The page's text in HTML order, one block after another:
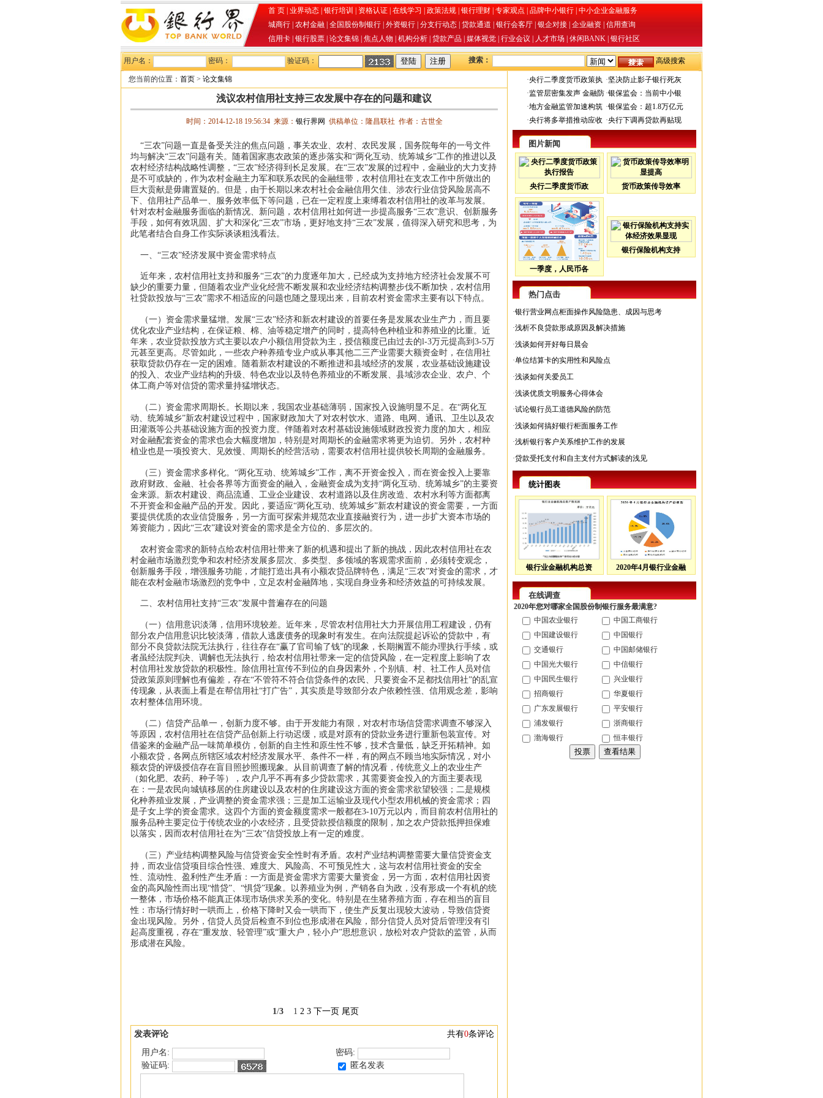
首 页 业界动态 银行培训 资格认证 在线学习 政策法规 银行理财 专家观点 品牌中小银行 中小企业金融服务
城商行 农村金融 全国股份制银行 外资银行 分支行动态 贷款通道 银行会客厅 银企对接 企业融资 信用查询
信用卡 银行股票 论文集锦 焦点人物 机构分析 贷款产品 媒体视觉 行业会议 人才市场 休闲BANK 银行社区
用户名： 密码： 验证码： 搜索： 高级搜索
您当前的位置： 首页 > 论文集锦
浅议农村信用社支持三农发展中存在的问题和建议
时间：2014-12-18 19:56:34 来源： 银行界网 供稿单位：隆昌联社 作者：古世全
“三农”问题一直是备受关注的焦点问题，事关农业、农村、农民发展，国务院每年的一号文件
均与解决“三农”问题有关。随着国家惠农政策的逐步落实和“两化互动、统筹城乡”工作的推进以及
农村经济结构战略性调整，“三农”经济得到长足发展。在“三农”发展的过程中，金融业的大力支持
是不可或缺的，作为农村金融主力军和联系农民的金融纽带，农村信用社在支农工作中所做出的
巨大贡献是毋庸置疑的。但是，由于长期以来农村社会金融信用欠佳、涉农行业信贷风险居高不
下、信用社产品单一、服务效率低下等问题，已在一定程度上束缚着农村信用社的改革与发展。
针对农村金融服务面临的新情况、新问题，农村信用社如何进一步提高服务“三农”意识、创新服务
手段，如何有效巩固、扩大和深化“三农”市场，更好地支持“三农”发展，值得深入研究和思考，为
此笔者结合自身工作实际谈谈粗浅看法。
一、“三农”经济发展中资金需求特点
近年来，农村信用社支持和服务“三农”的力度逐年加大，已经成为支持地方经济社会发展不可
缺少的重要力量，但随着农业产业化经营不断发展和农业经济结构调整步伐不断加快，农村信用
社贷款投放与“三农”需求不相适应的问题也随之显现出来，目前农村资金需求主要有以下特点。
（一）资金需求量猛增。发展“三农”经济和新农村建设的首要任务是发展农业生产力，而且要
优化农业产业结构，在保证粮、棉、油等稳定增产的同时，提高特色种植业和养殖业的比重。近
年来，农业贷款投放方式主要以农户小额信用贷款为主，授信额度已由过去的l-3万元提高到3-5万
元甚至更高。尽管如此，一些农户种养殖专业户或从事其他二三产业需要大额资金时，在信用社
获取贷款仍存在一定的困难。随着新农村建设的不断推进和县域经济的发展，农业基础设施建设
的投入、农业产业结构的升级、特色农业以及特色养殖业的不断发展、县域涉农企业、农户、个
体工商户等对信贷的需求量持猛增状态。
（二）资金需求周期长。长期以来，我国农业基础薄弱，国家投入设施明显不足。在“两化互
动、统筹城乡”新农村建设过程中，国家财政加大了对农村饮水、道路、电网、通讯、卫生以及农
田灌溉等公共基础设施方面的投资力度。伴随着对农村基础设施领域财政投资力度的加大，相应
对金融配套资金的需求也会大幅度增加，特别是对周期长的金融需求将更为迫切。另外，农村种
植业也是一项投资大、见效慢、周期长的经营活动，需要农村信用社提供较长周期的金融服务。
（三）资金需求多样化。“两化互动、统筹城乡”工作，离不开资金投入，而在资金投入上要靠
政府财政、金融、社会各界等方面资金的融入，金融资金成为支持“两化互动、统筹城乡”的主要资
金来源。新农村建设、商品流通、工业企业建设、农村道路以及住房改造、农村水利等方面都离
不开资金和金融产品的开发。因此，要适应“两化互动、统筹城乡”新农村建设的资金需要，一方面
要提供优质的农业信贷服务，另一方面可探索并规范农业直接融资行为，进一步扩大资本市场的
筹资能力，因此“三农”建设对资金的需求是全方位的、多层次的。
农村资金需求的新特点给农村信用社带来了新的机遇和提出了新的挑战，因此农村信用社在农
村金融市场激烈竞争和农村经济发展多层次、多类型、多领域的客观需求面前，必须转变观念，
创新服务手段，增强服务功能，才能打造出具有小额农贷品牌特色，满足“三农”对资金的需求，才
能在农村金融市场激烈的竞争中，立足农村金融阵地，实现自身业务和经济效益的可持续发展。
二、农村信用社支持“三农”发展中普遍存在的问题
（一）信用意识淡薄，信用环境较差。近年来，尽管农村信用社大力开展信用工程建设，仍有
部分农户信用意识比较淡薄，借款人逃废债务的现象时有发生。在向法院提起诉讼的贷款中，有
部分不良贷款法院无法执行，往往存在“赢了官司输了钱”的现象，长期搁置不能办理执行手续，或
者虽经法院判决、调解也无法执行，给农村信用社带来一定的信贷风险，在一定程度上影响了农
村信用社发放贷款的积极性。除信用社宣传不到位的自身因素外，个别镇、村、社工作人员对信
贷政策原则理解也有偏差，存在“不管符不符合信贷条件的农民、只要资金不足都找信用社”的乱宣
传现象，从表面上看是在帮信用社“打广告”，其实质是导致部分农户依赖性强、信用观念差，影响
农村整体信用环境。
（二）信贷产品单一，创新力度不够。由于开发能力有限，对农村市场信贷需求调查不够深入
等原因，农村信用社在信贷产品创新上行动迟缓，或是对原有的贷款业务进行重新包装宣传。对
借鉴来的金融产品一味简单模仿，创新的自主性和原生性不够，技术含量低，缺乏开拓精神。如
小额农贷，各网点所辖区域农村经济发展水平、条件不一样，有的网点不顾当地实际情况，对小
额农贷的评级授信存在盲目照抄照搬现象。从目前调查了解的情况看，传统意义上的农业生产
（如化肥、农药、种子等），农户几乎不再有多少贷款需求，其需要资金投入的方面主要表现
在：一是农民向城镇移居的住房建设以及农村的住房建设这方面的资金需求欲望较强；二是规模
化种养殖业发展，产业调整的资金需求强；三是加工运输业及现代小型农用机械的资金需求；四
是子女上学的资金需求。这四个方面的资金额度需求一般都在3-10万元以内，而目前农村信用社的
服务品种主要定位于传统农业的小农经济，且受贷款授信额度的限制，加之农户贷款抵押担保难
以落实，因而农村信用社在为“三农”信贷投放上有一定的难度。
（三）产业结构调整风险与信贷资金安全性时有矛盾。农村产业结构调整需要大量信贷资金支
持，而农业信贷项目综合性强、难度大、风险高、不可预见性大，这与农村信用社资金的安全
性、流动性、盈利性产生矛盾：一方面是资金需求方需要大量资金，另一方面，农村信用社因资
金的高风险性而出现“惜贷”、“惧贷”现象。以养殖业为例，产销各自为政，没有形成一个有机的统
一整体，市场价格不能真正体现市场供求关系的变化。特别是在生猪养殖方面，存在相当的盲目
性：市场行情好时一哄而上，价格下降时又会一哄而下，使生产反复出现较大波动，导致信贷资
金出现风险。另外，信贷人员贷后检查不到位也形成潜在风险，部分信贷人员对贷后管理没有引
起高度重视，存在“重发放、轻管理”或“重大户，轻小户”思想意识，放松对农户贷款的监管，从而
形成潜在风险。
1/3 1 2 3 下一页 尾页
发表评论 共有0条评论
用户名:
密码:
验证码:
匿名发表
·央行二季度货币政策执 ·坚决防止影子银行死灰
·监管层密集发声 金融防 ·银保监会：当前中小银
·地方金融监管加速构筑 ·银保监会：超1.8万亿元
·央行将多举措推动应收 ·央行下调再贷款再贴现
图片新闻
央行二季度货币政 货币政策传导效率
一季度，人民币各
银行保险机构支持
热门点击
·银行营业网点柜面操作风险隐患、成因与思考
·浅析不良贷款形成原因及解决措施
·浅谈如何开好每日晨会
·单位结算卡的实用性和风险点
·浅谈如何关爱员工
·浅谈优质文明服务心得体会
·试论银行员工道德风险的防范
·浅谈如何搞好银行柜面服务工作
·浅析银行客户关系维护工作的发展
·贷款受托支付和自主支付方式解读的浅见
统计图表
银行业金融机构总资 2020年4月银行业金融
在线调查
2020年您对哪家全国股份制银行服务最满意?
中国农业银行
中国工商银行
中国建设银行
中国银行
交通银行
中国邮储银行
中国光大银行
中信银行
中国民生银行
兴业银行
招商银行
华夏银行
广东发展银行
平安银行
浦发银行
浙商银行
渤海银行
恒丰银行